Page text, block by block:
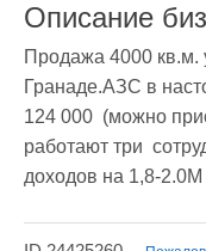
Описание
Продажа 4000 кв.м.
Гранаде.АЗС в
124 000  (можно
работают три
доходов на 1,8-